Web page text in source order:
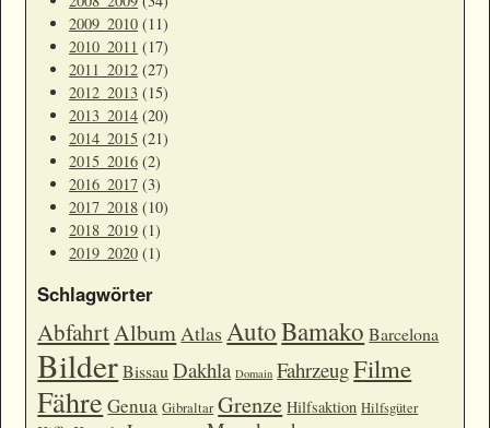
2009_2010 (11)
2010_2011 (17)
2011_2012 (27)
2012_2013 (15)
2013_2014 (20)
2014_2015 (21)
2015_2016 (2)
2016_2017 (3)
2017_2018 (10)
2018_2019 (1)
2019_2020 (1)
Schlagwörter
AbfahrtAlbumAtlas AutoBamako Barcelona
Bilder Bissau Dakhla Domain FahrzeugFilme
Fähre Genua Gibraltar Grenze Hilfsaktion Hilfsgüter